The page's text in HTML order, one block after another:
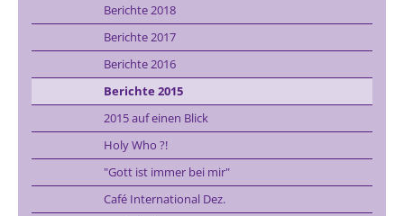
Berichte 2018
Berichte 2017
Berichte 2016
Berichte 2015
2015 auf einen Blick
Holy Who ?!
"Gott ist immer bei mir"
Café International Dez.